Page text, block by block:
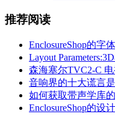
推荐阅读
EnclosureShop的字
Layout
森海塞尔TVC2-C
音响界的十大谎言
如何获取带声学库
EnclosureShop的设